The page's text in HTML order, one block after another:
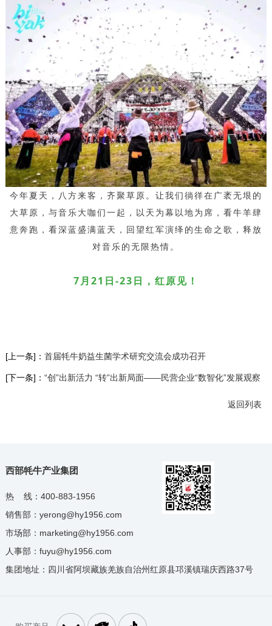
今年夏天，八方来客，齐聚草原。让我们徜徉在广袤无垠的
大草原，与音乐大咖们一起，以天为幕以地为席，看牛羊肆
意奔跑，看深蓝盛满蓝天，回望红军演绎的生命之歌，释放
对音乐的无限热情。
7月21日-23日，红原见！
[上一条]： 首届牦牛奶益生菌学术研究交流会成功召开
[下一条]： “创”出新活力 “转”出新局面——民营企业“数智化”发展观察
返回列表
西部牦牛产业集团
热 线：400-883-1956
销售部：yerong@hy1956.com
市场部：marketing@hy1956.com
人事部：fuyu@hy1956.com
集团地址：四川省阿坝藏族羌族自治州红原县邛溪镇瑞庆西路37号